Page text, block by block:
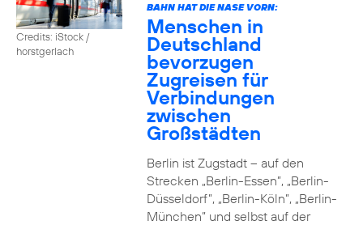
Credits: iStock /
horstgerlach
BAHN HAT DIE NASE VORN:
Menschen in
Deutschland
bevorzugen
Zugreisen für
Verbindungen
zwischen
Großstädten
Berlin ist Zugstadt – auf den
Strecken „Berlin-Essen”, „Berlin-
Düsseldorf”, „Berlin-Köln”, „Berlin-
München” und selbst auf der